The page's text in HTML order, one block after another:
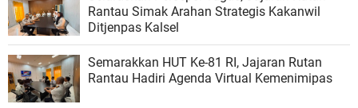
Rantau Simak Arahan Strategis Kakanwil
Ditjenpas Kalsel
Semarakkan HUT Ke-81 RI, Jajaran Rutan
Rantau Hadiri Agenda Virtual Kemenimipas